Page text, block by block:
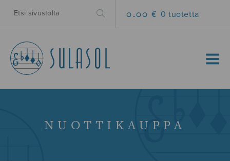
0.00 € 0 tuotetta
MENU
NUOTTIKAUPPA